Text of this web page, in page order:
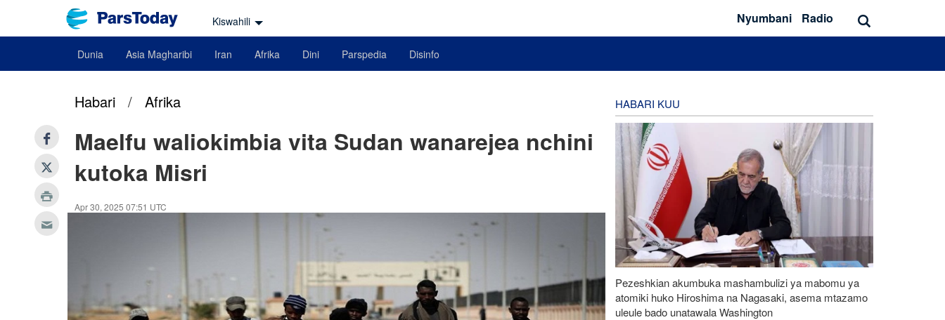
Kiswahili Nyumbani Radio
Dunia Asia Magharibi Iran Afrika Dini Parspedia Disinfo
Habari / Afrika
Maelfu waliokimbia vita Sudan wanarejea nchini
kutoka Misri
Apr 30, 2025 07:51 UTC
HABARI KUU
Pezeshkian akumbuka mashambulizi ya mabomu ya
atomiki huko Hiroshima na Nagasaki, asema mtazamo
uleule bado unatawala Washington